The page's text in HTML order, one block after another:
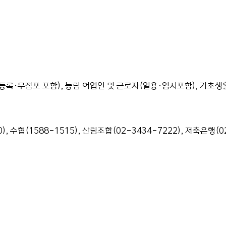
·무점포 포함), 농림 어업인 및 근로자(일용·임시포함), 기초생
수협(1588-1515), 산림조합(02-3434-7222), 저축은행